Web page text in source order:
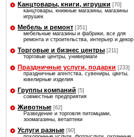
Канцтовары, книги, игрушки [70]
канцтовары, книжные магазины, магазины
игрушек
Мебель и ремонт [351]
мебельные магазины и фабрики, все для
ремонта и строительства, интерьер и декор
Торговые и бизнес центры [211]
торговые центры, универмаги
Праздничные услуги, подарки [233]
праздничные агентства, сувениры, цветы,
ювелирные изделия
Группы компаний [5]
совместные предприятия
Животные [62]
Разведение и торговля питомцами,
зоомагазины, ветаптеки
Услуги разные [90]